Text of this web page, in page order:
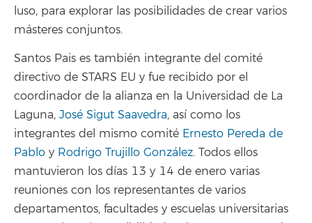
luso, para explorar las posibilidades de crear varios
másteres conjuntos.
Santos Pais es también integrante del comité
directivo de STARS EU y fue recibido por el
coordinador de la alianza en la Universidad de La
Laguna, José Sigut Saavedra, así como los
integrantes del mismo comité Ernesto Pereda de
Pablo y Rodrigo Trujillo González. Todos ellos
mantuvieron los días 13 y 14 de enero varias
reuniones con los representantes de varios
departamentos, facultades y escuelas universitarias